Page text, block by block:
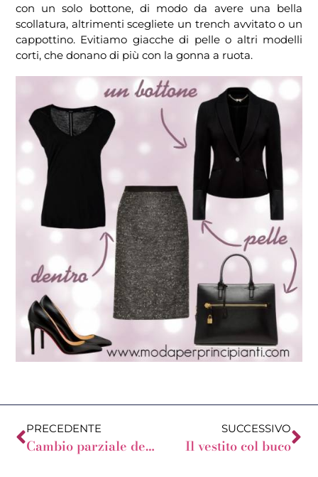
con un solo bottone, di modo da avere una bella
scollatura, altrimenti scegliete un trench avvitato o un
cappottino. Evitiamo giacche di pelle o altri modelli
corti, che donano di più con la gonna a ruota.
PRECEDENTE
Cambio parziale dell’armadio
SUCCESSIVO
Il vestito col buco